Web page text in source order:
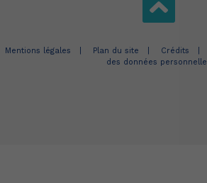
Mentions légales Plan du site Crédits
des données